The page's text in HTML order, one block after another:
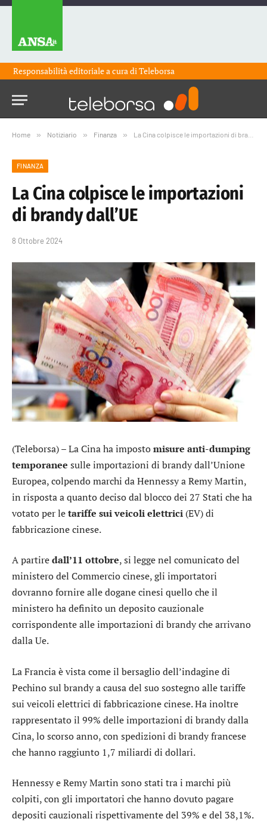
Responsabilità editoriale a cura diTeleborsa
Home » Notiziario » Finanza » La Cina colpisce le importazioni di brandy dall’UE
FINANZA
La Cina colpisce le importazioni
di brandy dall’UE
8 Ottobre 2024
(Teleborsa) – La Cina ha impostomisure anti-dumping
temporanee sulle importazioni di brandy dall’Unione
Europea, colpendo marchi da Hennessy a Remy Martin,
in risposta a quanto deciso dal blocco dei 27 Stati che ha
votato per letariffe sui veicoli elettrici (EV) di
fabbricazione cinese.
A partiredall’11 ottobre, si legge nel comunicato del
ministero del Commercio cinese, gli importatori
dovranno fornire alle dogane cinesi quello che il
ministero ha definito un deposito cauzionale
corrispondente alle importazioni di brandy che arrivano
dalla Ue.
La Francia è vista come il bersaglio dell’indagine di
Pechino sul brandy a causa del suo sostegno alle tariffe
sui veicoli elettrici di fabbricazione cinese. Ha inoltre
rappresentato il 99% delle importazioni di brandy dalla
Cina, lo scorso anno, con spedizioni di brandy francese
che hanno raggiunto 1,7 miliardi di dollari.
Hennessy e Remy Martin sono stati tra i marchi più
colpiti, con gli importatori che hanno dovuto pagare
depositi cauzionali rispettivamente del 39% e del 38,1%.